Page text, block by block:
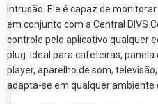
intrusão. Ele é capaz de
em conjunto com a Central DIVS
controle pelo aplicativo qualquer
plug. Ideal para cafeteiras, panela
player, aparelho de som,
adapta-se em qualquer ambiente